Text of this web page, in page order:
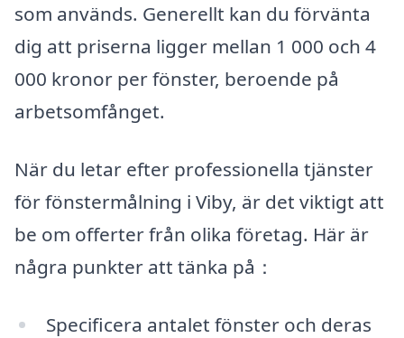
som används. Generellt kan du förvänta
dig att priserna ligger mellan 1 000 och 4
000 kronor per fönster, beroende på
arbetsomfånget.
När du letar efter professionella tjänster
för fönstermålning i Viby, är det viktigt att
be om offerter från olika företag. Här är
några punkter att tänka på：
Specificera antalet fönster och deras